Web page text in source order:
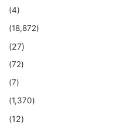
(4)
(18,872)
(27)
(72)
(7)
(1,370)
(12)